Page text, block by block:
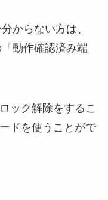
からない方は、
動作確認済み端
ック解除をするこ
ドを使うことがで